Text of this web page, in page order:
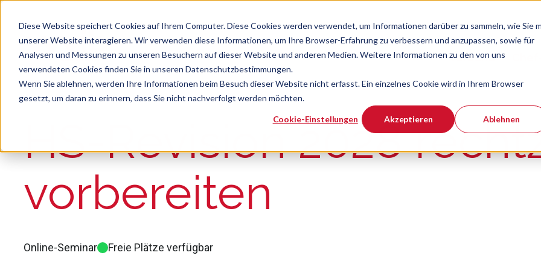
Diese Website speichert Cookies auf Ihrem Computer. Diese Cookies werden verwendet, um Informationen darüber zu sammeln, wie Sie
unserer Website interagieren. Wir verwenden diese Informationen, um Ihre Browser-Erfahrung zu verbessern und anzupassen, sowie für
Analysen und Messungen zu unseren Besuchern auf dieser Website und anderen Medien. Weitere Informationen zu den von uns
verwendeten Cookies finden Sie in unseren Datenschutzbestimmungen.
Wenn Sie ablehnen, werden Ihre Informationen beim Besuch dieser Website nicht erfasst. Ein einzelnes Cookie wird in Ihrem Browser
gesetzt, um daran zu erinnern, dass Sie nicht nachverfolgt werden möchten.
Cookie-Einstellungen Akzeptieren Ablehnen
Zeige
Verband
Suche
Es gibt keine Vorschläge, da das Suchfeld leer ist.
HS-Revision 2028
vorbereiten
Online-Seminar Freie Plätze verfügbar